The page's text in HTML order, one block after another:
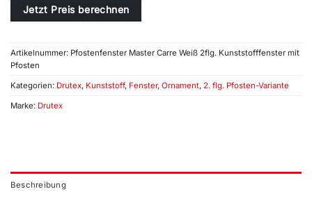
Jetzt Preis berechnen
Artikelnummer: Pfostenfenster Master Carre Weiß 2flg. Kunststofffenster mit
Pfosten
Kategorien: Drutex, Kunststoff, Fenster, Ornament, 2. flg. Pfosten-Variante
Marke: Drutex
Beschreibung